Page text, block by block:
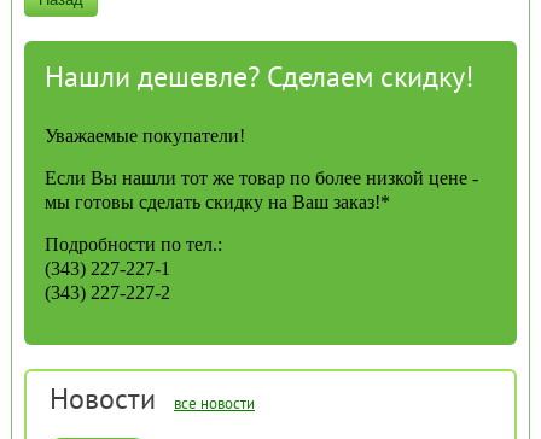
Новости все новости
Нашли дешевле? Сделаем скидку!
Уважаемые покупатели!
Если Вы нашли тот же товар по более низкой цене -
мы готовы сделать скидку на Ваш заказ!*
Подробности по тел.:
(343) 227-227-1
(343) 227-227-2